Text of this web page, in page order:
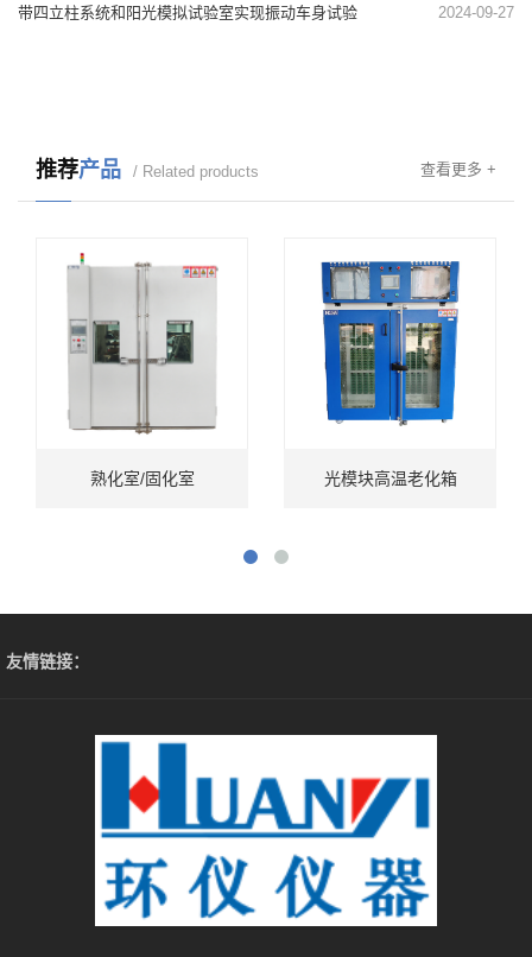
带四立柱系统和阳光模拟试验室实现振动车身试验
2024-09-27
推荐产品 / Related products 查看更多 +
熟化室/固化室 光模块高温老化箱
友情链接：